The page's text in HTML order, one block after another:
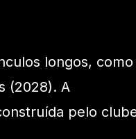
longos, como
(2028). A
pelo